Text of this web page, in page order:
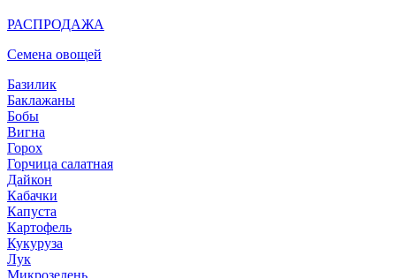
РАСПРОДАЖА
Семена овощей
Базилик
Баклажаны
Бобы
Вигна
Горох
Горчица салатная
Дайкон
Кабачки
Капуста
Картофель
Кукуруза
Лук
Микрозелень